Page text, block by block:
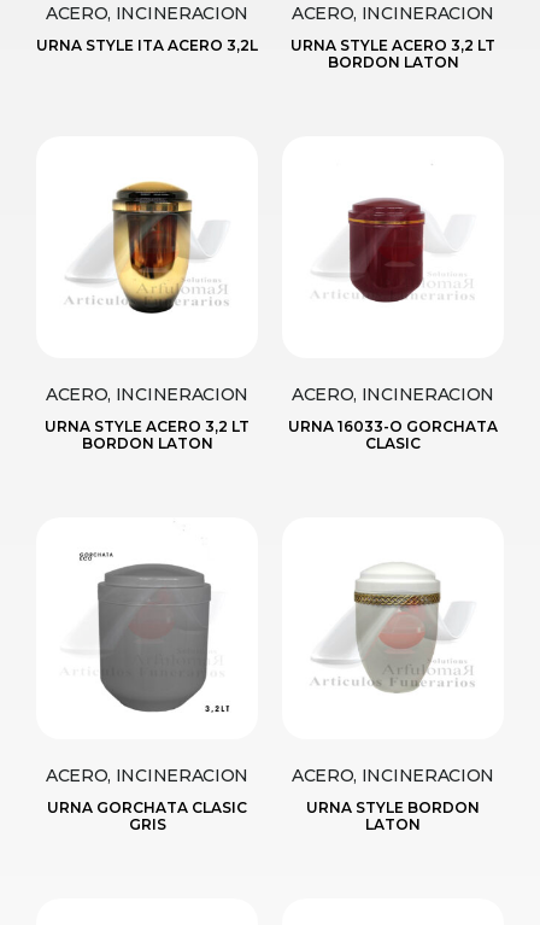
ACERO, INCINERACION
URNA STYLE ITA ACERO 3,2L
ACERO, INCINERACION
URNA STYLE ACERO 3,2 LT
BORDON LATON
ACERO, INCINERACION
URNA STYLE ACERO 3,2 LT
BORDON LATON
ACERO, INCINERACION
URNA 16033-O GORCHATA
CLASIC
ACERO, INCINERACION
URNA GORCHATA CLASIC
GRIS
ACERO, INCINERACION
URNA STYLE BORDON
LATON